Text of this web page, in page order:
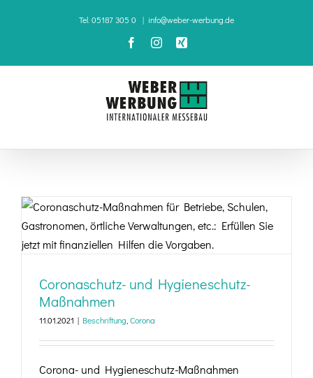
Tel. 05187 305 0 | info@weber-werbung.de
FacebookInstagram
Xing
Coronaschutz- und Hygieneschutz-
Maßnahmen
Coronaschutz- und Hygieneschutz-
Maßnahmen
11.01.2021 | Beschriftung,Corona
Corona- und Hygieneschutz-Maßnahmen